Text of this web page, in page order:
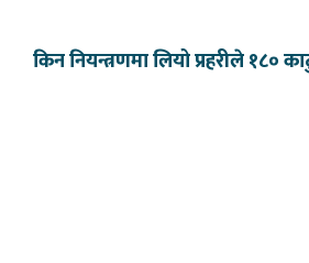
किन नियन्त्रणमा लियो प्रहरीले १८०